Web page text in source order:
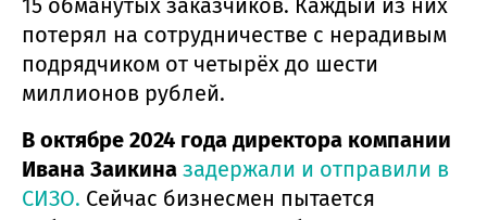
потерял на сотрудничестве с нерадивым
подрядчиком от четырёх до шести
миллионов рублей.
В октябре 2024 года директора компании
Ивана Заикина задержали и отправили в
СИЗО. Сейчас бизнесмен пытается